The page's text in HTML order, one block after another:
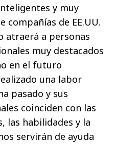
y muy
compañías de EE.UU.
atraerá a personas
muy destacados
en el futuro
una labor
pasado y sus
coinciden con las
las habilidades y la
servirán de ayuda